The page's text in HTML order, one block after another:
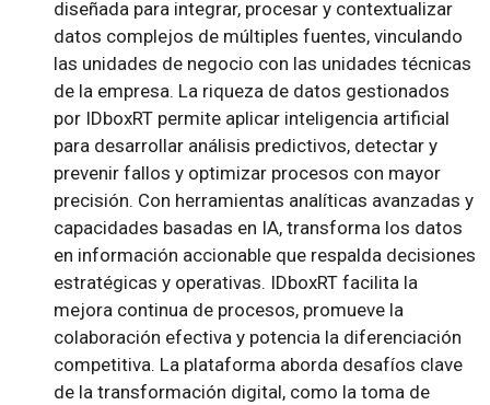
diseñada para integrar, procesar y contextualizar
datos complejos de múltiples fuentes, vinculando
las unidades de negocio con las unidades técnicas
de la empresa. La riqueza de datos gestionados
por IDboxRT permite aplicar inteligencia artificial
para desarrollar análisis predictivos, detectar y
prevenir fallos y optimizar procesos con mayor
precisión. Con herramientas analíticas avanzadas y
capacidades basadas en IA, transforma los datos
en información accionable que respalda decisiones
estratégicas y operativas. IDboxRT facilita la
mejora continua de procesos, promueve la
colaboración efectiva y potencia la diferenciación
competitiva. La plataforma aborda desafíos clave
de la transformación digital, como la toma de